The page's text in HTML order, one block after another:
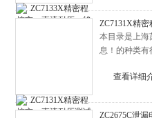
ZC7131X精
本目录是上海
息！的种类有
查看详细
ZC2675C泄